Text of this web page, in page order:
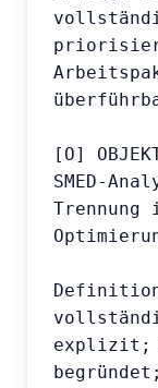
[O]
SMED-
explizit;